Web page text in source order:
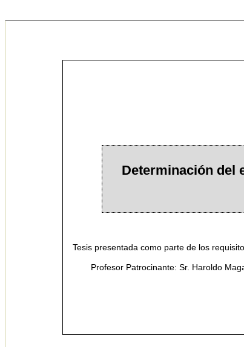
Determinación del
Tesis presentada como parte de los
Profesor Patrocinante: Sr. Haroldo